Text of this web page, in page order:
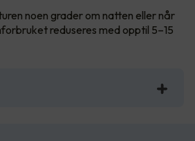
noen grader om natten eller når
reduseres med opptil 5–15